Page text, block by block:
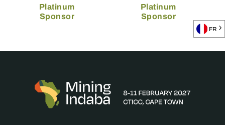
Platinum
Sponsor
Platinum
Sponsor
FR